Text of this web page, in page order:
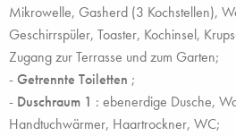
Mikrowelle, Gasherd (3 Kochstellen),
Geschirrspüler, Toaster, Kochinsel,
Zugang zur Terrasse und zum Garten;
-Getrennte Toiletten ;
- Duschraum 1 : ebenerdige Dusche,
Handtuchwärmer, Haartrockner, WC;